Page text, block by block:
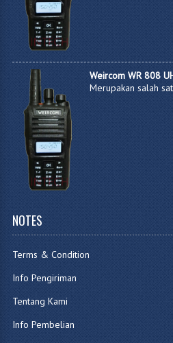
Weircom WR 808
Merupakan salah
NOTES
Terms & Condition
Info Pengiriman
Tentang Kami
Info Pembelian